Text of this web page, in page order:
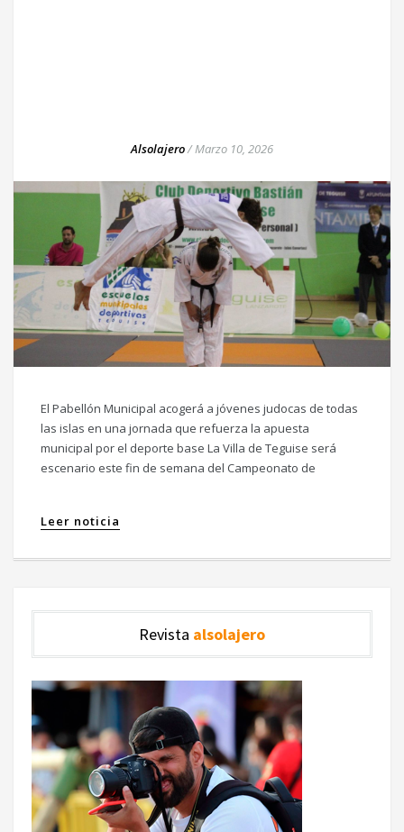
Alsolajero/Marzo 10, 2026
El Pabellón Municipal acogerá a jóvenes judocas de todas
las islas en una jornada que refuerza la apuesta
municipal por el deporte base La Villa de Teguise será
escenario este fin de semana del Campeonato de
Leer noticia
Revista alsolajero